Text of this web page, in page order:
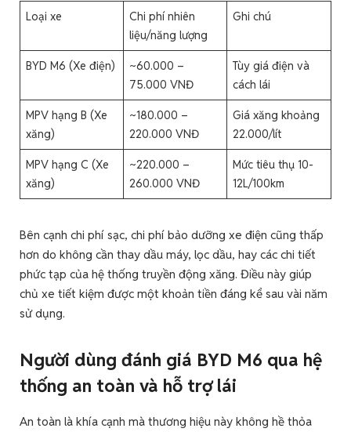
Loại xe
Chi phí nhiên
liệu/năng lượng
Ghi chú
BYD M6 (Xe điện)
~60.000 –
75.000 VNĐ
Tùy giá điện và
cách lái
MPV hạng B (Xe
xăng)
~180.000 –
220.000 VNĐ
Giá xăng khoảng
22.000/lít
MPV hạng C (Xe
xăng)
~220.000 –
260.000 VNĐ
Mức tiêu thụ 10-
12L/100km
Bên cạnh chi phí sạc, chi phí bảo dưỡng xe điện cũng thấp
hơn do không cần thay dầu máy, lọc dầu, hay các chi tiết
phức tạp của hệ thống truyền động xăng. Điều này giúp
chủ xe tiết kiệm được một khoản tiền đáng kể sau vài năm
sử dụng.
Người dùng đánh giá BYD M6 qua hệ
thống an toàn và hỗ trợ lái
An toàn là khía cạnh mà thương hiệu này không hề thỏa